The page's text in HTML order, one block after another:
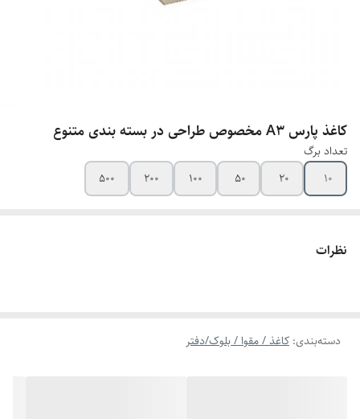
کاغذ پارس A3 مخصوص طراحی در بسته بندی متنوع
تعداد برگ
10
20
50
100
200
500
نظرات
دسته‌بندی: کاغذ / مقوا / بلوک/دفتر